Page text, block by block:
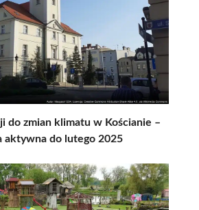
do zmian klimatu w Kościanie –
do lutego 2025